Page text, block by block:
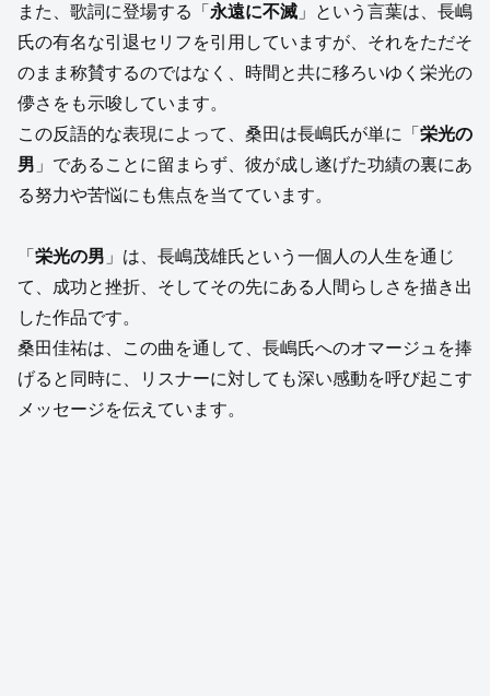
また、歌詞に登場する「 永遠に不滅 」という言葉は、長嶋
氏の有名な引退セリフを引用していますが、それをただそ
のまま称賛するのではなく、時間と共に移ろいゆく栄光の
儚さをも示唆しています。
この反語的な表現によって、桑田は長嶋氏が単に「 栄光の
男 」であることに留まらず、彼が成し遂げた功績の裏にあ
る努力や苦悩にも焦点を当てています。
「 栄光の男 」は、長嶋茂雄氏という一個人の人生を通じ
て、成功と挫折、そしてその先にある人間らしさを描き出
した作品です。
桑田佳祐は、この曲を通して、長嶋氏へのオマージュを捧
げると同時に、リスナーに対しても深い感動を呼び起こす
メッセージを伝えています。